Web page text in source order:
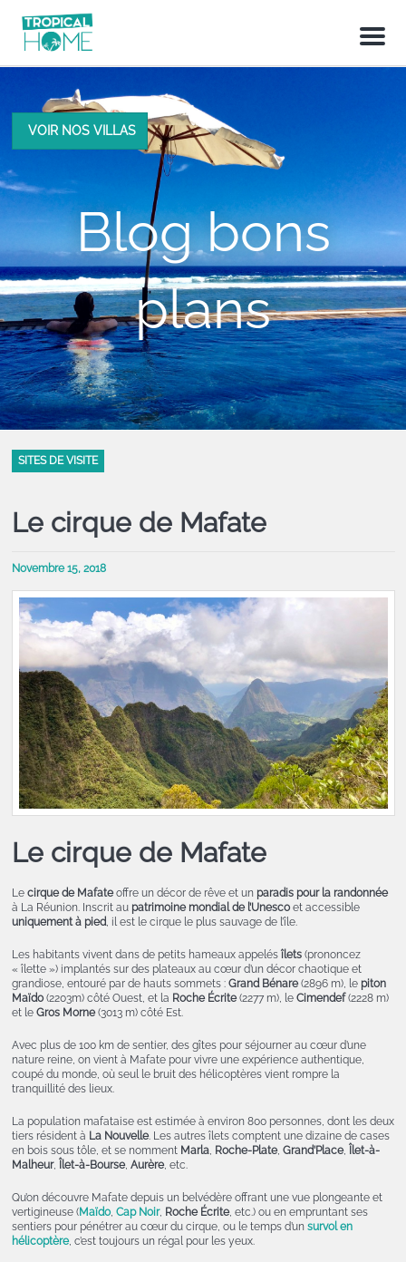
M
n
VOIR NOS VILLAS
Blog bons
plans
SITES DE VISITE
Le cirque de Mafate
Novembre 15, 2018
Le cirque de Mafate
Le cirque de Mafateoffre un décor de rêve et un paradis pour la randonnée
à La Réunion. Inscrit au patrimoine mondial de l’Unescoet accessible
uniquement à pied, il est le cirque le plus sauvage de l’île.
Les habitants vivent dans de petits hameaux appelés îlets(prononcez
« îlette ») implantés sur des plateaux au cœur d’un décor chaotique et
grandiose, entouré par de hauts sommets : Grand Bénare(2896 m), le piton
Maïdo(2203m) côté Ouest, et la Roche Écrite(2277 m), le Cimendef(2228 m)
et le Gros Morne(3013 m) côté Est.
Avec plus de 100 km de sentier, des gîtes pour séjourner au cœur d’une
nature reine, on vient à Mafate pour vivre une expérience authentique,
coupé du monde, où seul le bruit des hélicoptères vient rompre la
tranquillité des lieux.
La population mafataise est estimée à environ 800 personnes, dont les deux
tiers résident à La Nouvelle. Les autres îlets comptent une dizaine de cases
en bois sous tôle, et se nomment Marla, Roche-Plate, Grand’Place, Îlet-à-
Malheur, Îlet-à-Bourse, Aurère, etc.
Qu’on découvre Mafate depuis un belvédère offrant une vue plongeante et
vertigineuse (Maïdo, Cap Noir, Roche Écrite, etc.) ou en empruntant ses
sentiers pour pénétrer au cœur du cirque, ou le temps d’un survol en
hélicoptère, c’est toujours un régal pour les yeux.